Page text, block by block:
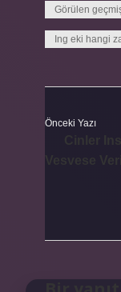
Görülen
Ing eki hangi
Önceki Yazı